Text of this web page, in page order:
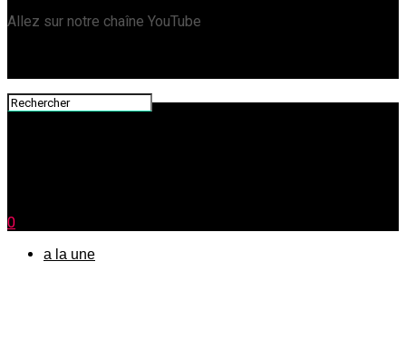
Allez sur notre chaîne YouTube
0
a la une